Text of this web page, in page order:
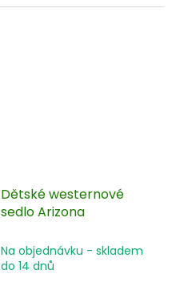
Dětské westernové
sedlo Arizona
Na objednávku - skladem
do 14 dnů